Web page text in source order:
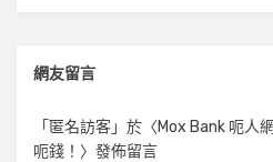
網友留言
「匿名訪客」於〈Mox Bank 呃人
呃錢！ 〉發佈留言